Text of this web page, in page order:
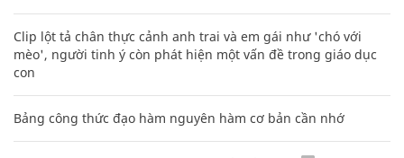
Clip lột tả chân thực cảnh anh trai và em gái như 'chó với
mèo', người tinh ý còn phát hiện một vấn đề trong giáo dục
con
Bảng công thức đạo hàm nguyên hàm cơ bản cần nhớ